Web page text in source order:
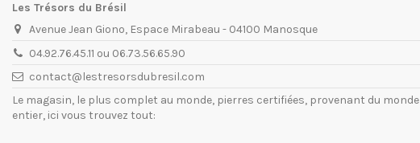
Les Trésors du Brésil
Avenue Jean Giono, Espace Mirabeau - 04100 Manosque
04.92.76.45.11 ou 06.73.56.65.90
contact@lestresorsdubresil.com
Le magasin, le plus complet au monde, pierres certifiées, provenant du monde
entier, ici vous trouvez tout: